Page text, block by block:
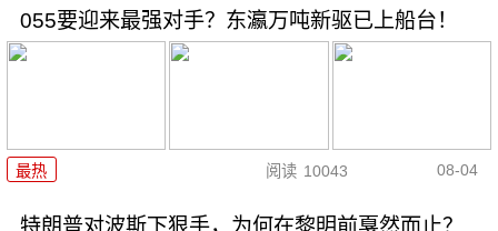
055要迎来最强对手？东瀛万吨新驱已上船台！
最热 阅读 10043 08-04
特朗普对波斯下狠手，为何在黎明前戛然而止？